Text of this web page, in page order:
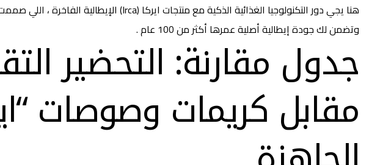
هنا يجي دور التكنولوجيا الغذائية الذكية معمنتجات ايركا (Irca)
الإيطالية الفاخرة ، اللي
وتضمن لك جودة إيطالية أصلية عمرها أكثر من 100 عام .
جدول مقارنة: التحضير
مقابل كريمات وصوصات